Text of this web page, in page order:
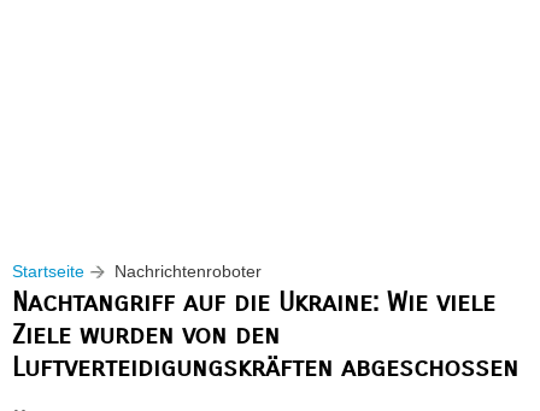
Startseite Nachrichtenroboter
Nachtangriff auf die Ukraine: Wie viele
Ziele wurden von den
Luftverteidigungskräften abgeschossen